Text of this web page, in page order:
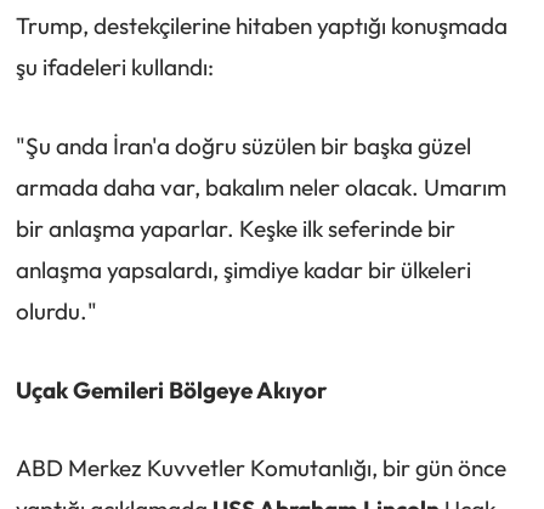
Trump, destekçilerine hitaben yaptığı konuşmada
şu ifadeleri kullandı:
"Şu anda İran'a doğru süzülen bir başka güzel
armada daha var, bakalım neler olacak. Umarım
bir anlaşma yaparlar. Keşke ilk seferinde bir
anlaşma yapsalardı, şimdiye kadar bir ülkeleri
olurdu."
Uçak Gemileri Bölgeye Akıyor
ABD Merkez Kuvvetler Komutanlığı, bir gün önce